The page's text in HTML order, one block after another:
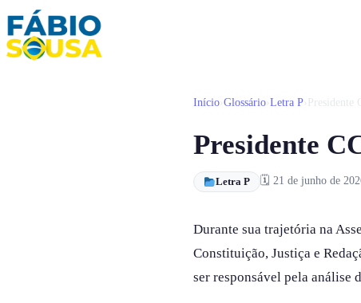
Início Glossário Letra P Presidente
Presidente
Letra P 🗓 21 de junho de
Durante sua trajetória na
Constituição, Justiça e
ser responsável pela análise